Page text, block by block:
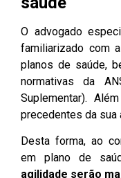
O advogado
familiarizado com
planos de saúde,
normativas da
Suplementar).
precedentes da sua
Desta forma, ao
em plano de
agilidade serão